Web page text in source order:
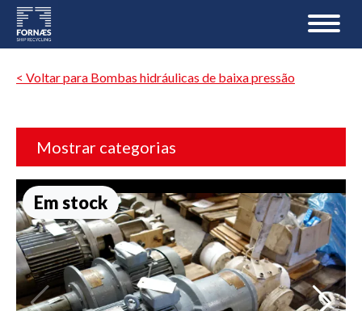
< Voltar para Bombas hidráulicas de baixa pressão
Mostrar categorias
Em stock